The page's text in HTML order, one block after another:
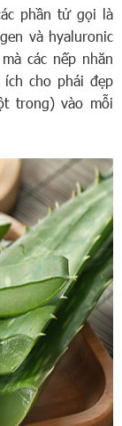
phần tử gọi là
và hyaluronic
các nếp nhăn
cho phái đẹp
trong) vào mỗi